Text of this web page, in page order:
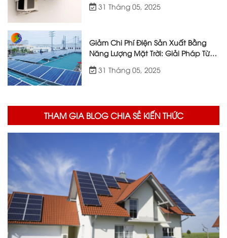
31 Tháng 05, 2025
Giảm Chi Phí Điện Sản Xuất Bằng
Năng Lượng Mặt Trời: Giải Pháp Từ
31 Tháng 05, 2025
THAM GIA BLOG CHIA SẺ KIẾN THỨC